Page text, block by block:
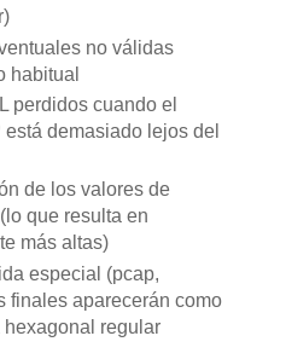
no válidas
habitual
perdidos cuando el
demasiado lejos del
de los valores de
que resulta en
más altas)
especial (pcap,
finales aparecerán como
regular